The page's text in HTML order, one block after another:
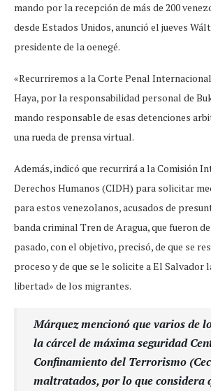
mando por la recepción de más de 200
desde Estados Unidos, anunció el jueves
presidente de la oenegé.
«Recurriremos a la Corte Penal
Haya, por la responsabilidad personal de
mando responsable de esas detenciones
una rueda de prensa virtual.
Además, indicó que recurrirá a la Comisión
Derechos Humanos (CIDH) para solicitar
para estos venezolanos, acusados de
banda criminal Tren de Aragua, que fueron
pasado, con el objetivo, precisó, de que se
proceso y de que se le solicite a El Salvador
libertad» de los migrantes.
Márquez mencionó que varios de
la cárcel de máxima seguridad
Confinamiento del Terrorismo
maltratados, por lo que considera